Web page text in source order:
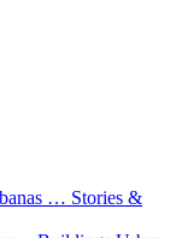
… Stories &